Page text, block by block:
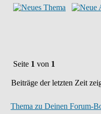
Seite 1 von 1
Beiträge der letzten Zeit
Thema zu Deinen Forum-